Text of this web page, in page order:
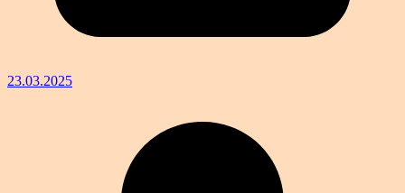
23.03.2025